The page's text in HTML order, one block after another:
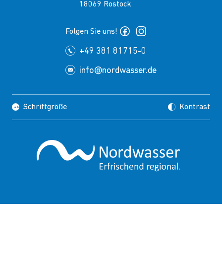
+49 381 81715-0
info@nordwasser.de
18069 Rostock
Folgen Sie uns!
Schriftgröße Kontrast